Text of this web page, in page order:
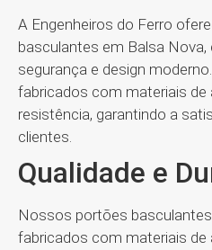
A Engenheiros do Ferro
basculantes em Balsa Nova,
segurança e design
fabricados com materiais de
resistência, garantindo a
clientes.
Qualidade e
Nossos portões
fabricados com materiais de